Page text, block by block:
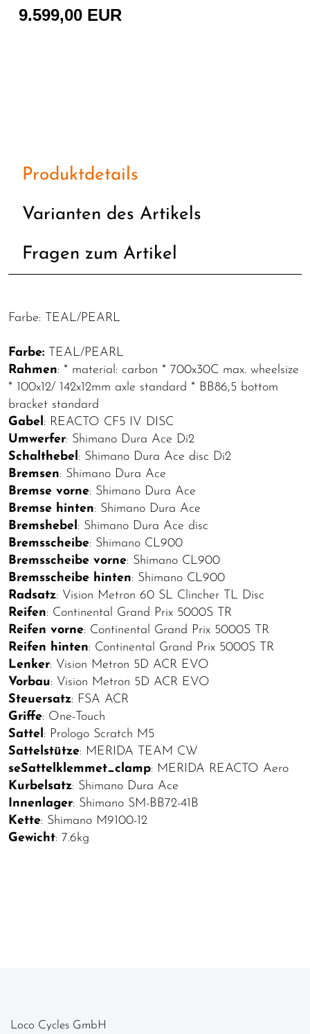
9.599,00 EUR
Produktdetails
Varianten des Artikels
Fragen zum Artikel
Farbe: TEAL/PEARL
Farbe: TEAL/PEARL
Rahmen: * material: carbon * 700x30C max. wheelsize
* 100x12/ 142x12mm axle standard * BB86,5 bottom
bracket standard
Gabel: REACTO CF5 IV DISC
Umwerfer: Shimano Dura Ace Di2
Schalthebel: Shimano Dura Ace disc Di2
Bremsen: Shimano Dura Ace
Bremse vorne: Shimano Dura Ace
Bremse hinten: Shimano Dura Ace
Bremshebel: Shimano Dura Ace disc
Bremsscheibe: Shimano CL900
Bremsscheibe vorne: Shimano CL900
Bremsscheibe hinten: Shimano CL900
Radsatz: Vision Metron 60 SL Clincher TL Disc
Reifen: Continental Grand Prix 5000S TR
Reifen vorne: Continental Grand Prix 5000S TR
Reifen hinten: Continental Grand Prix 5000S TR
Lenker: Vision Metron 5D ACR EVO
Vorbau: Vision Metron 5D ACR EVO
Steuersatz: FSA ACR
Griffe: One-Touch
Sattel: Prologo Scratch M5
Sattelstütze: MERIDA TEAM CW
seSattelklemmet_clamp: MERIDA REACTO Aero
Kurbelsatz: Shimano Dura Ace
Innenlager: Shimano SM-BB72-41B
Kette: Shimano M9100-12
Gewicht: 7.6kg
Loco Cycles GmbH